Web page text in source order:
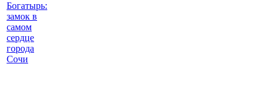
Богатырь:
замок в
самом
сердце
города
Сочи